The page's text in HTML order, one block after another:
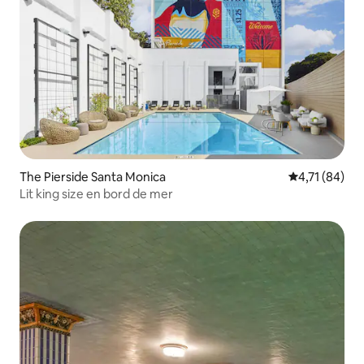
The Pierside Santa Monica Évaluation
4,71 (84)
Lit king size en bord de mer